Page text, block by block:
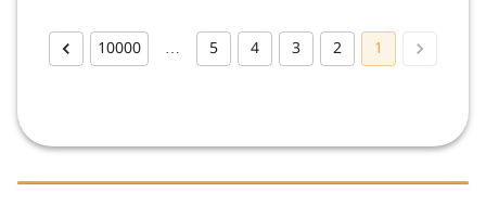
1
2
3
4
5
…
10000